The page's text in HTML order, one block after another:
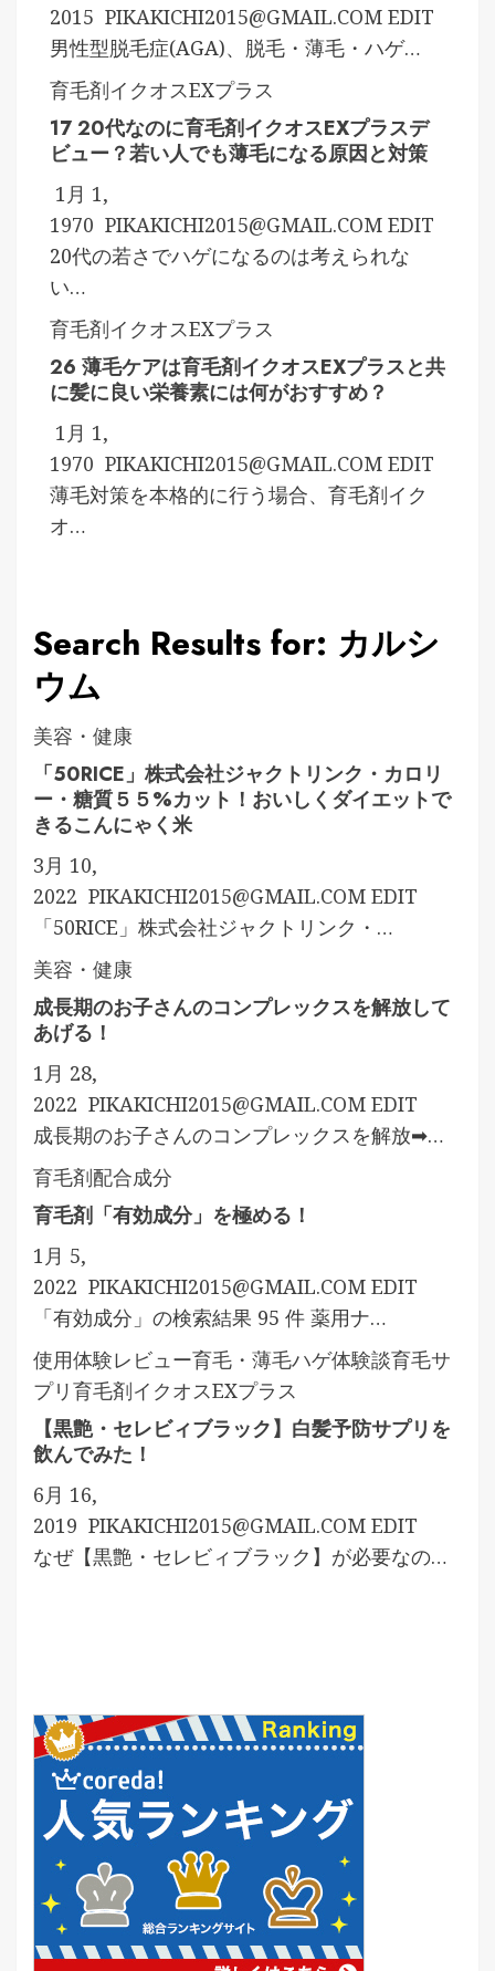
2015 PIKAKICHI2015@GMAIL.COM EDIT
男性型脱毛症(AGA)、脱毛・薄毛・ハゲ…
育毛剤イクオスEXプラス
17 20代なのに育毛剤イクオスEXプラスデ
ビュー？若い人でも薄毛になる原因と対策
1月 1,
1970 PIKAKICHI2015@GMAIL.COM EDIT
20代の若さでハゲになるのは考えられな
い…
育毛剤イクオスEXプラス
26 薄毛ケアは育毛剤イクオスEXプラスと共
に髪に良い栄養素には何がおすすめ？
1月 1,
1970 PIKAKICHI2015@GMAIL.COM EDIT
薄毛対策を本格的に行う場合、育毛剤イク
オ…
Search Results for: カルシ
ウム
美容・健康
「50RICE」株式会社ジャクトリンク・カロリ
ー・糖質５５%カット！おいしくダイエットで
きるこんにゃく米
3月 10,
2022 PIKAKICHI2015@GMAIL.COM EDIT
「50RICE」株式会社ジャクトリンク・…
美容・健康
成長期のお子さんのコンプレックスを解放して
あげる！
1月 28,
2022 PIKAKICHI2015@GMAIL.COM EDIT
成長期のお子さんのコンプレックスを解放➡…
育毛剤配合成分
育毛剤「有効成分」を極める！
1月 5,
2022 PIKAKICHI2015@GMAIL.COM EDIT
「有効成分」の検索結果 95 件 薬用ナ…
使用体験レビュー育毛・薄毛ハゲ体験談育毛サ
プリ育毛剤イクオスEXプラス
【黒艶・セレビィブラック】白髪予防サプリを
飲んでみた！
6月 16,
2019 PIKAKICHI2015@GMAIL.COM EDIT
なぜ【黒艶・セレビィブラック】が必要なの…